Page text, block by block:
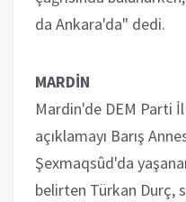
da Ankara'da" dedi.
MARDİN
Mardin'de DEM Parti
açıklamayı Barış
Şexmaqsûd'da
belirten Türkan Durç,